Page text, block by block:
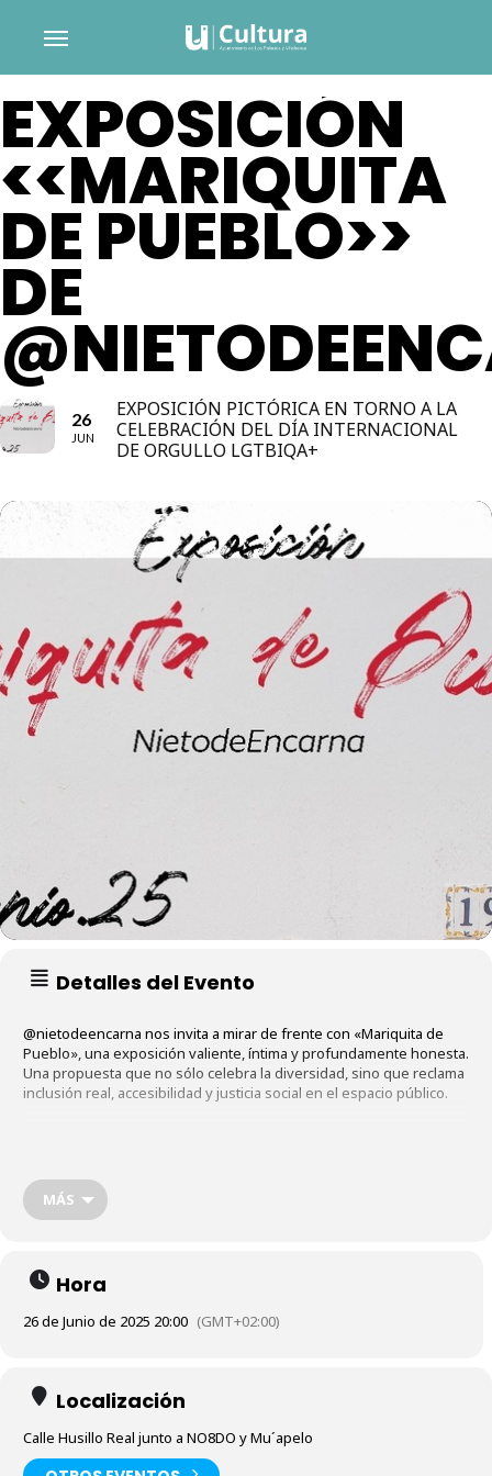
main
content
Menu
EXPOSICIÓN
<<MARIQUITA
DE PUEBLO>>
DE
26
JUN
EXPOSICIÓN PICTÓRICA EN TORNO A LA
CELEBRACIÓN DEL DÍA INTERNACIONAL
DE ORGULLO LGTBIQA+
Detalles del Evento
@nietodeencarna nos invita a mirar de frente con «Mariquita de
Pueblo», una exposición valiente, íntima y profundamente honesta.
Una propuesta que no sólo celebra la diversidad, sino que reclama
inclusión real, accesibilidad y justicia social en el espacio público.
resistencia y el orgullo.
Colabora: Red Estatal de Municipios Orgullosos
MÁS
Hora
26 de Junio de 2025 20:00 (GMT+02:00)
Localización
Calle Husillo Real junto a NO8DO y Mu´apelo